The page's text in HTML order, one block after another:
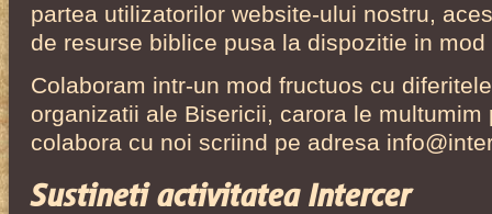
partea utilizatorilor website-ului nostru,
de resurse biblice pusa la dispozitie in mod
Colaboram intr-un mod fructuos cu
organizatii ale Bisericii, carora le
colabora cu noi scriind pe adresa
Sustineti activitatea Intercer